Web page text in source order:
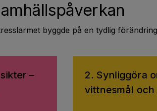
byggde på en tydlig
–
2. Synliggöra
vittnesmål